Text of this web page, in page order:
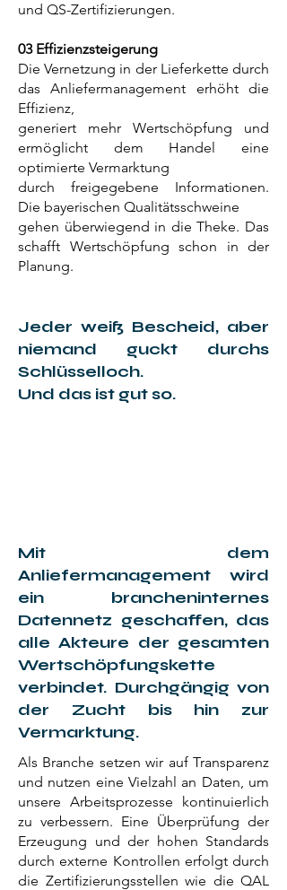
und QS-Zertifizierungen.
03 Effizienzsteigerung
Die Vernetzung in der Lieferkette durch
das Anliefermanagement erhöht die
Effizienz,
generiert mehr Wertschöpfung und
ermöglicht dem Handel eine
optimierte Vermarktung
durch freigegebene Informationen.
Die bayerischen Qualitätsschweine
gehen überwiegend in die Theke. Das
schafft Wertschöpfung schon in der
Planung.
Jeder weiß Bescheid, aber
niemand guckt durchs
Schlüsselloch.
Und das ist gut so.
Mit dem
Anliefermanagement wird
ein brancheninternes
Datennetz geschaffen, das
alle Akteure der gesamten
Wertschöpfungskette
verbindet. Durchgängig von
der Zucht bis hin zur
Vermarktung.
Als Branche setzen wir auf Transparenz
und nutzen eine Vielzahl an Daten, um
unsere Arbeitsprozesse kontinuierlich
zu verbes­sern. Eine Überprüfung der
Erzeugung und der hohen Standards
durch externe Kontrollen erfolgt durch
die Zertifizierungsstellen wie die QAL